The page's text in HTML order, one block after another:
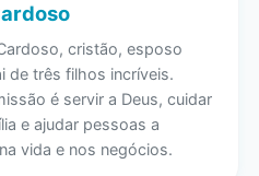
cristão, esposo
de três filhos incríveis.
é servir a Deus, cuidar
e ajudar pessoas a
vida e nos negócios.